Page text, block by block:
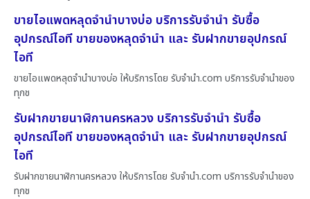
ขายไอแพดหลุดจำนำบางบ่อ บริการรับจำนำ รับซื้อ
อุปกรณ์ไอที ขายของหลุดจำนำ และ รับฝากขายอุปกรณ์
ไอที
ขายไอแพดหลุดจำนำบางบ่อ ให้บริการโดย รับจํานํา.com บริการรับจำนำของ
ทุกช
รับฝากขายนาฬิกานครหลวง บริการรับจำนำ รับซื้อ
อุปกรณ์ไอที ขายของหลุดจำนำ และ รับฝากขายอุปกรณ์
ไอที
รับฝากขายนาฬิกานครหลวง ให้บริการโดย รับจํานํา.com บริการรับจำนำของ
ทุกช